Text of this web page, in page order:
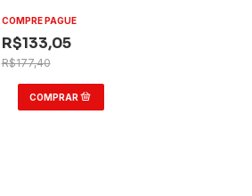
a 1999
COMPRE PAGUE
R$133,05
R$177,40